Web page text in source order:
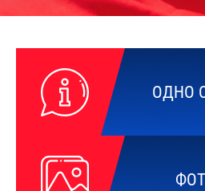
ОДНО